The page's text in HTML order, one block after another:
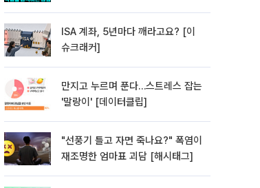
ISA 계좌, 5년마다 깨라고요? [이
슈크래커]
만지고 누르며 푼다…스트레스 잡는
'말랑이' [데이터클립]
"선풍기 틀고 자면 죽나요?" 폭염이
재조명한 엄마표 괴담 [해시태그]